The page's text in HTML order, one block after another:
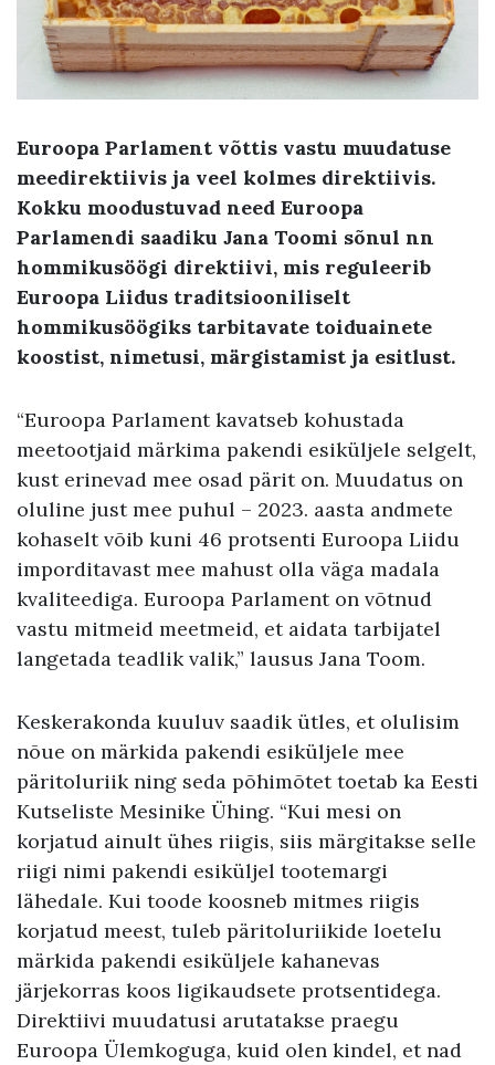
Euroopa Parlament võttis vastu muudatuse
meedirektiivis ja veel kolmes direktiivis.
Kokku moodustuvad need Euroopa
Parlamendi saadiku Jana Toomi sõnul nn
hommikusöögi direktiivi, mis reguleerib
Euroopa Liidus traditsiooniliselt
hommikusöögiks tarbitavate toiduainete
koostist, nimetusi, märgistamist ja esitlust.
“Euroopa Parlament kavatseb kohustada
meetootjaid märkima pakendi esiküljele selgelt,
kust erinevad mee osad pärit on. Muudatus on
oluline just mee puhul – 2023. aasta andmete
kohaselt võib kuni 46 protsenti Euroopa Liidu
imporditavast mee mahust olla väga madala
kvaliteediga. Euroopa Parlament on võtnud
vastu mitmeid meetmeid, et aidata tarbijatel
langetada teadlik valik,” lausus Jana Toom.
Keskerakonda kuuluv saadik ütles, et olulisim
nõue on märkida pakendi esiküljele mee
päritoluriik ning seda põhimõtet toetab ka Eesti
Kutseliste Mesinike Ühing. “Kui mesi on
korjatud ainult ühes riigis, siis märgitakse selle
riigi nimi pakendi esiküljel tootemargi
lähedale. Kui toode koosneb mitmes riigis
korjatud meest, tuleb päritoluriikide loetelu
märkida pakendi esiküljele kahanevas
järjekorras koos ligikaudsete protsentidega.
Direktiivi muudatusi arutatakse praegu
Euroopa Ülemkoguga, kuid olen kindel, et nad